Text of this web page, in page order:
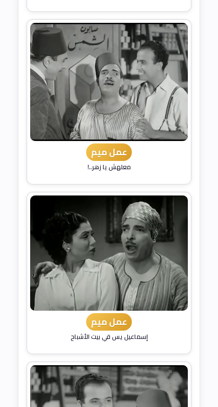
عمل ميم
معلهش يا زهر..!
عمل ميم
إسماعيل يس في بيت الأشباح